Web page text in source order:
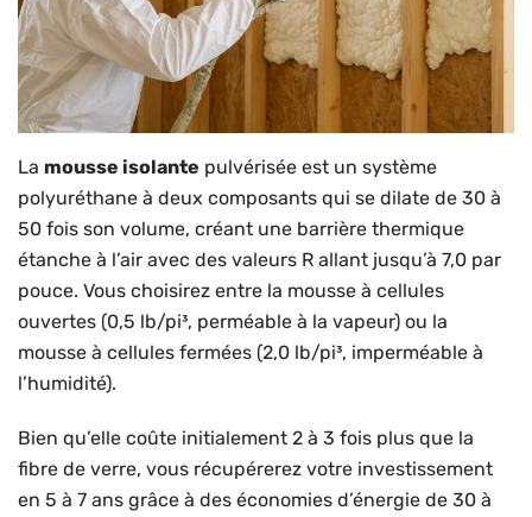
La mousse isolante pulvérisée est un système
polyuréthane à deux composants qui se dilate de 30 à
50 fois son volume, créant une barrière thermique
étanche à l’air avec des valeurs R allant jusqu’à 7,0 par
pouce. Vous choisirez entre la mousse à cellules
ouvertes (0,5 lb/pi³, perméable à la vapeur) ou la
mousse à cellules fermées (2,0 lb/pi³, imperméable à
l’humidité).
Bien qu’elle coûte initialement 2 à 3 fois plus que la
fibre de verre, vous récupérerez votre investissement
en 5 à 7 ans grâce à des économies d’énergie de 30 à